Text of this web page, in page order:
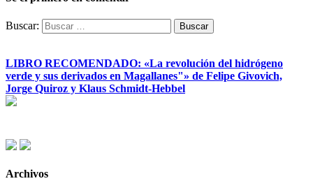
Buscar:
LIBRO RECOMENDADO: «La revolución del hidrógeno
verde y sus derivados en Magallanes"» de Felipe Givovich,
Jorge Quiroz y Klaus Schmidt-Hebbel
Archivos